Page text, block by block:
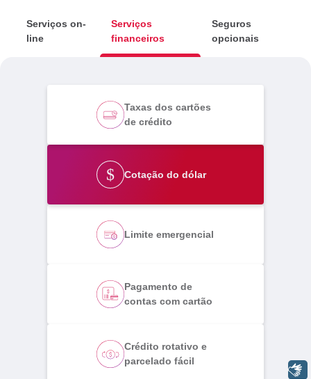
Serviços on-
line
Serviços
financeiros
Seguros
opcionais
Taxas dos cartões
de crédito
Cotação do dólar
Limite emergencial
Pagamento de
contas com cartão
Crédito rotativo e
parcelado fácil